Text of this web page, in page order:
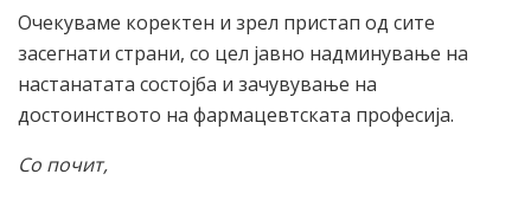
Очекуваме коректен и зрел пристап од сите
засегнати страни, со цел јавно надминување на
настанатата состојба и зачувување на
достоинството на фармацевтската професија.
Со почит,